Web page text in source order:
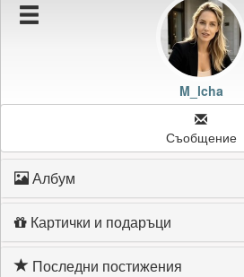
Подаръците на M_lcha
Картичките на M_lcha
M_lcha
Съобщение
Албум
Картички и подаръци
Последни постижения